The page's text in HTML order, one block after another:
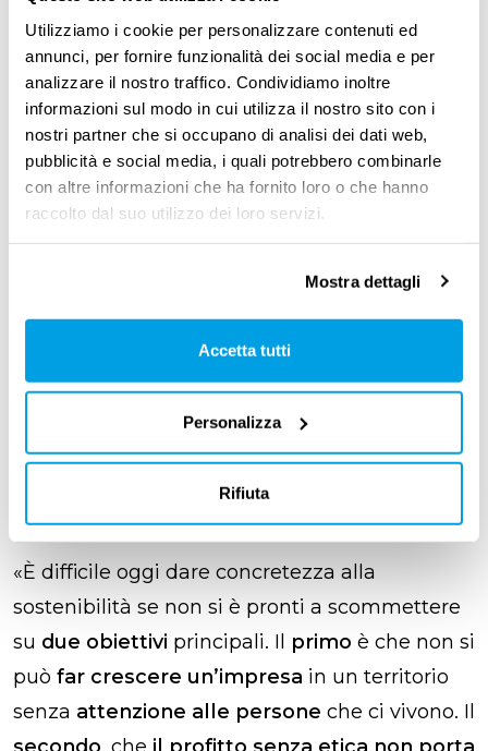
Utilizziamo i cookie per personalizzare contenuti ed
annunci, per fornire funzionalità dei social media e per
analizzare il nostro traffico. Condividiamo inoltre
informazioni sul modo in cui utilizza il nostro sito con i
nostri partner che si occupano di analisi dei dati web,
pubblicità e social media, i quali potrebbero combinarle
con altre informazioni che ha fornito loro o che hanno
raccolto dal suo utilizzo dei loro servizi.
Mostra dettagli
Accetta tutti
Personalizza
Rifiuta
tratta di un fondamentale lavoro di
affiancamento continuo, che costituisce il
presupposto di una formazione che sia non
solo efficace, ma anche costruttiva proprio in
termini di quelle sfide e di quel miglioramento
continuo che sono già nel nostro DNA
dall’estensione ai familiari
dell’uso della piattaforma,
che valore ha per voi oggi
l’attenzione alle persone
anche in termini di
sostenibilità?
«È difficile oggi dare concretezza alla
sostenibilità se non si è pronti a scommettere
su due obiettivi principali. Il primo è che non si
può far crescere un’impresa in un territorio
senza attenzione alle persone che ci vivono. Il